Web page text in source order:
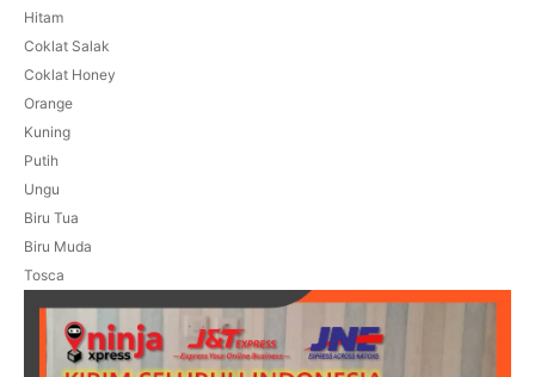
Hitam
Coklat Salak
Coklat Honey
Orange
Kuning
Putih
Ungu
Biru Tua
Biru Muda
Tosca